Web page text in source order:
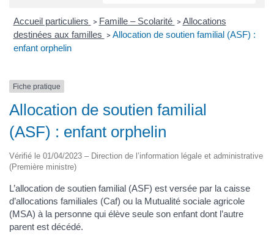
Accueil particuliers > Famille – Scolarité > Allocations
destinées aux familles > Allocation de soutien familial (ASF) :
enfant orphelin
Fiche pratique
Allocation de soutien familial
(ASF) : enfant orphelin
Vérifié le 01/04/2023 – Direction de l’information légale et administrative
(Première ministre)
L’allocation de soutien familial (ASF) est versée par la caisse
d’allocations familiales (Caf) ou la Mutualité sociale agricole
(MSA) à la personne qui élève seule son enfant dont l’autre
parent est décédé.